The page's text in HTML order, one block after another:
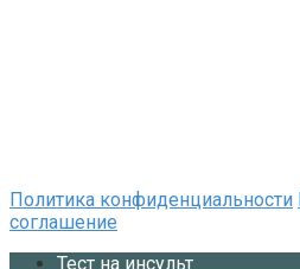
Политика конфиденциальности
соглашение
Тест на инсульт